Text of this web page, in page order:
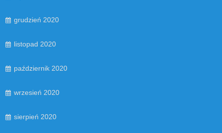
grudzień 2020
listopad 2020
październik 2020
wrzesień 2020
sierpień 2020